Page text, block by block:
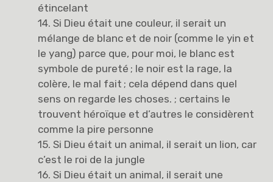
étincelant
14. Si Dieu était une couleur, il serait un
mélange de blanc et de noir (comme le yin et
le yang) parce que, pour moi, le blanc est
symbole de pureté ; le noir est la rage, la
colère, le mal fait ; cela dépend dans quel
sens on regarde les choses. ; certains le
trouvent héroïque et d’autres le considèrent
comme la pire personne
15. Si Dieu était un animal, il serait un lion, car
c’est le roi de la jungle
16. Si Dieu était un animal, il serait une